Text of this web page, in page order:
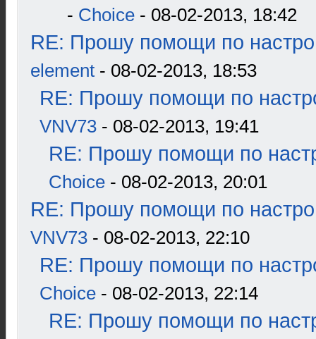
- Choice - 08-02-2013, 18:42
RE: Прошу помощи по
element - 08-02-2013, 18:53
RE: Прошу помощи по
VNV73 - 08-02-2013, 19:41
RE: Прошу помощи по
Choice - 08-02-2013, 20:01
RE: Прошу помощи по
VNV73 - 08-02-2013, 22:10
RE: Прошу помощи по
Choice - 08-02-2013, 22:14
RE: Прошу помощи по